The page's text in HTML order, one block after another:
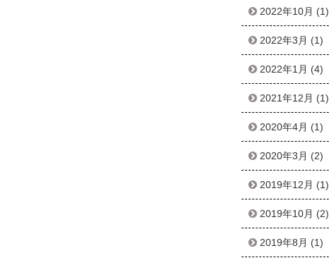
2022年10月 (1)
2022年3月 (1)
2022年1月 (4)
2021年12月 (1)
2020年4月 (1)
2020年3月 (2)
2019年12月 (1)
2019年10月 (2)
2019年8月 (1)